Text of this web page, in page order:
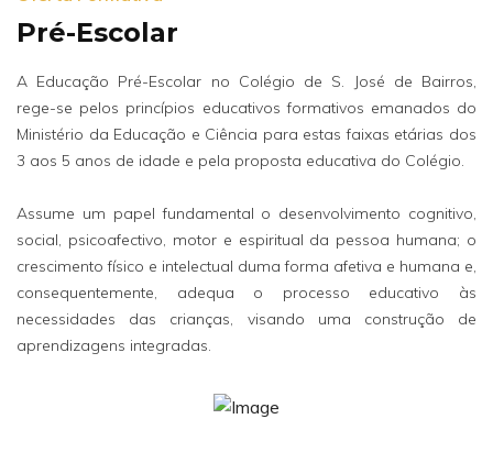
Pré-Escolar
A Educação Pré-Escolar no Colégio de S. José de Bairros,
rege-se pelos princípios educativos formativos emanados do
Ministério da Educação e Ciência para estas faixas etárias dos
3 aos 5 anos de idade e pela proposta educativa do Colégio.
Assume um papel fundamental o desenvolvimento cognitivo,
social, psicoafectivo, motor e espiritual da pessoa humana; o
crescimento físico e intelectual duma forma afetiva e humana e,
consequentemente, adequa o processo educativo às
necessidades das crianças, visando uma construção de
aprendizagens integradas.